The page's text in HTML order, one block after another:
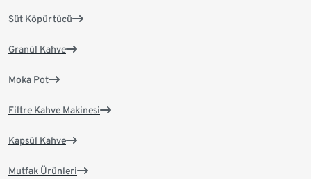
Süt Köpürtücü
Granül Kahve
Moka Pot
Filtre Kahve Makinesi
Kapsül Kahve
Mutfak Ürünleri